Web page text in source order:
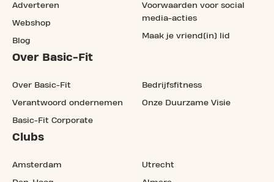
Adverteren
Webshop
Blog
Voorwaarden voor social
media-acties
Maak je vriend(in) lid
Over Basic-Fit
Over Basic-Fit
Verantwoord ondernemen
Basic-Fit Corporate
Bedrijfsfitness
Onze Duurzame Visie
Clubs
Amsterdam Utrecht